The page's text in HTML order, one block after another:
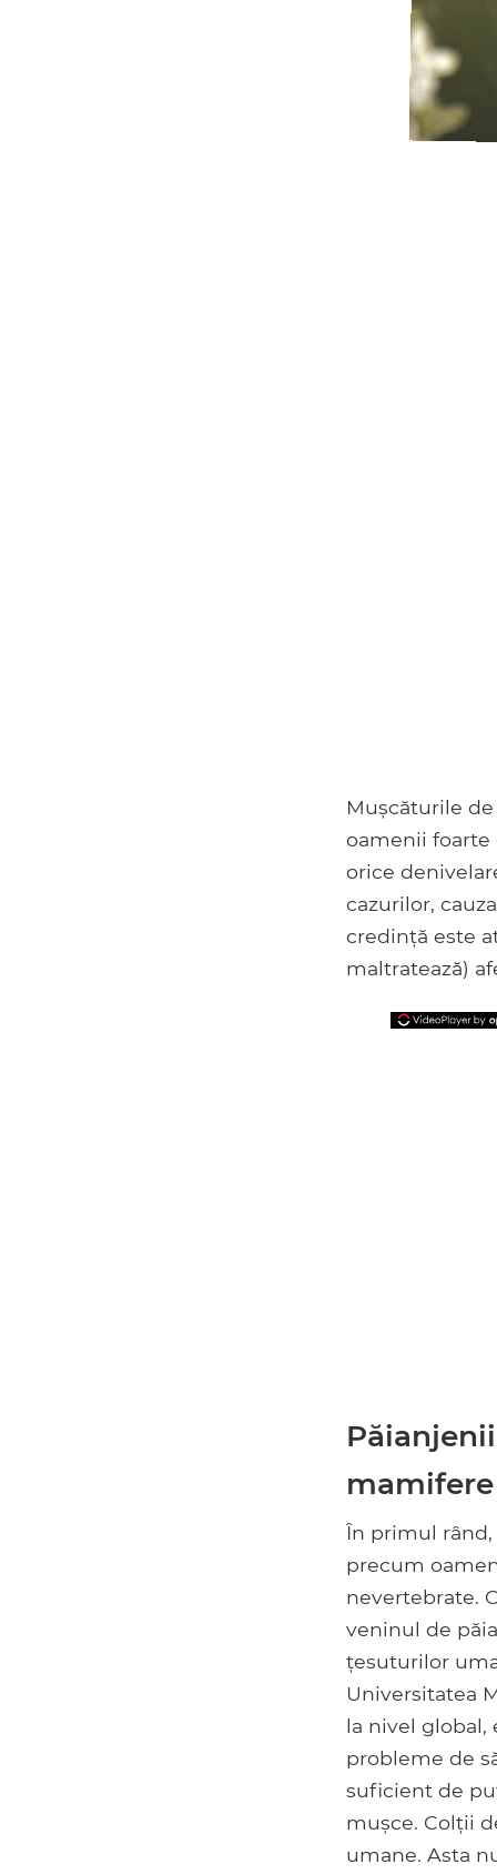
Mușcăturile
oamenii
orice
cazurilor,
credință este
maltratează)
În primul
precum
nevertebrate.
veninul de
țesuturilor
Universitatea
la nivel global,
probleme de
suficient de
mușce. Colții
umane. Asta